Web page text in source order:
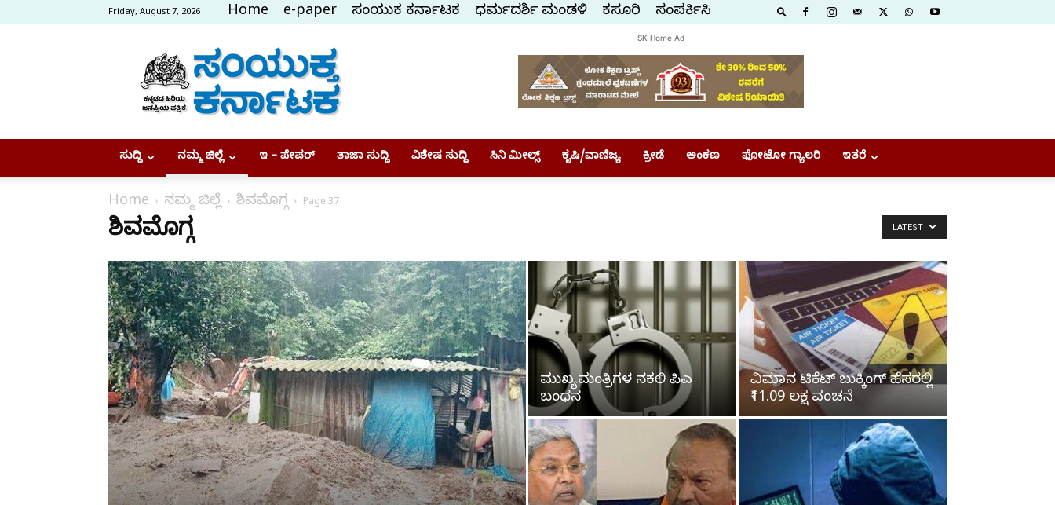
Friday, August 7, 2026 Home e-paper ಸಂಯುಕ್ತ ಕರ್ನಾಟಕ ಧರ್ಮದರ್ಶಿ ಮಂಡಳಿ ಕಸ್ತೂರಿ ಸಂಪರ್ಕಿಸಿ
Samyukta
Karnataka
SK Home Ad
ಸುದ್ದಿ ನಮ್ಮ ಜಿಲ್ಲೆ ಇ – ಪೇಪರ್ ತಾಜಾ ಸುದ್ದಿ ವಿಶೇಷ ಸುದ್ದಿ ಸಿನಿ ಮೀಲ್ಸ್ ಕೃಷಿ/ವಾಣಿಜ್ಯ ಕ್ರೀಡೆ ಅಂಕಣ ಫೋಟೋ ಗ್ಯಾಲರಿ ಇತರೆ
Home ನಮ್ಮ ಜಿಲ್ಲೆ ಶಿವಮೊಗ್ಗ Page 37
ಶಿವಮೊಗ್ಗ LATEST
ಮುಖ್ಯಮಂತ್ರಿಗಳ ನಕಲಿ ಪಿಎ
ಬಂಧನ
ವಿಮಾನ ಟಿಕೆಟ್ ಬುಕ್ಕಿಂಗ್ ಹೆಸರಲ್ಲಿ
₹11.09 ಲಕ್ಷ ವಂಚನೆ